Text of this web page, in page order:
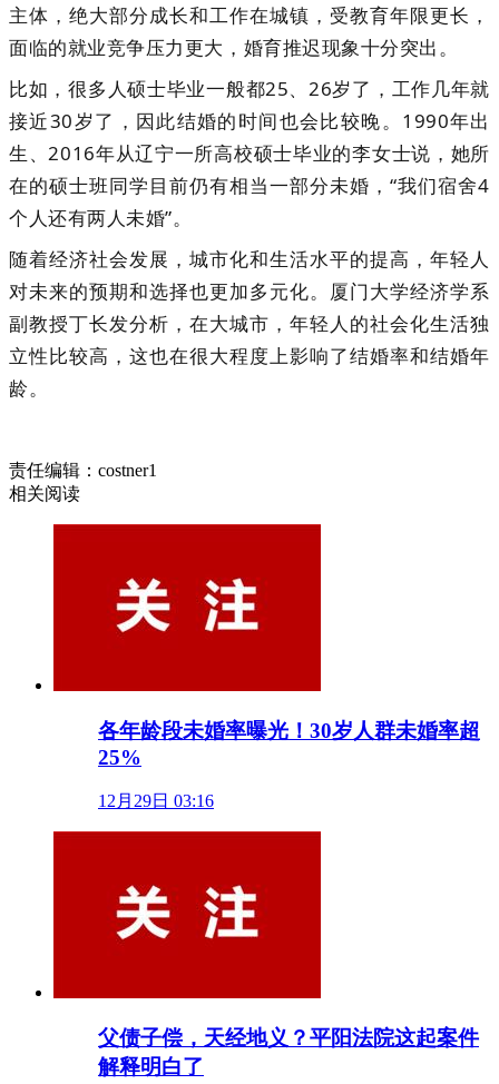
主体，绝大部分成长和工作在城镇，受教育年限更长，
面临的就业竞争压力更大，婚育推迟现象十分突出。
比如，很多人硕士毕业一般都25、26岁了，工作几年就
接近30岁了，因此结婚的时间也会比较晚。1990年出
生、2016年从辽宁一所高校硕士毕业的李女士说，她所
在的硕士班同学目前仍有相当一部分未婚，“我们宿舍4
个人还有两人未婚”。
随着经济社会发展，城市化和生活水平的提高，年轻人
对未来的预期和选择也更加多元化。厦门大学经济学系
副教授丁长发分析，在大城市，年轻人的社会化生活独
立性比较高，这也在很大程度上影响了结婚率和结婚年
龄。
责任编辑：costner1
相关阅读
各年龄段未婚率曝光！30岁人群未婚率超
25%
12月29日 03:16
父债子偿，天经地义？平阳法院这起案件
解释明白了